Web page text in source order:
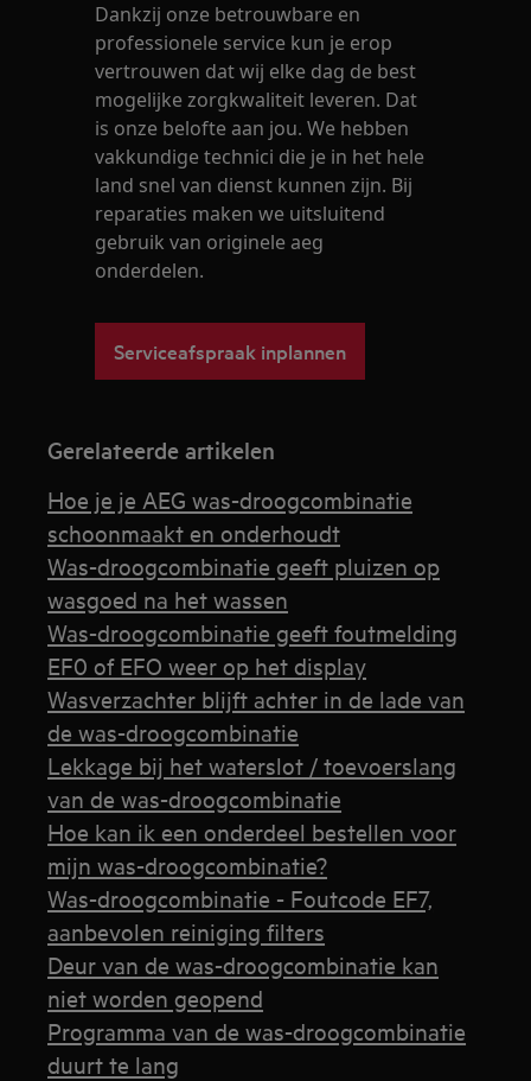
Dankzij onze betrouwbare en
professionele service kun je erop
vertrouwen dat wij elke dag de best
mogelijke zorgkwaliteit leveren. Dat
is onze belofte aan jou. We hebben
vakkundige technici die je in het hele
land snel van dienst kunnen zijn. Bij
reparaties maken we uitsluitend
gebruik van originele aeg
onderdelen.
Serviceafspraak inplannen
Gerelateerde artikelen
Hoe je je AEG was-droogcombinatie
schoonmaakt en onderhoudt
Was-droogcombinatie geeft pluizen op
wasgoed na het wassen
Was-droogcombinatie geeft foutmelding
EF0 of EFO weer op het display
Wasverzachter blijft achter in de lade van
de was-droogcombinatie
Lekkage bij het waterslot / toevoerslang
van de was-droogcombinatie
Hoe kan ik een onderdeel bestellen voor
mijn was-droogcombinatie?
Was-droogcombinatie - Foutcode EF7,
aanbevolen reiniging filters
Deur van de was-droogcombinatie kan
niet worden geopend
Programma van de was-droogcombinatie
duurt te lang